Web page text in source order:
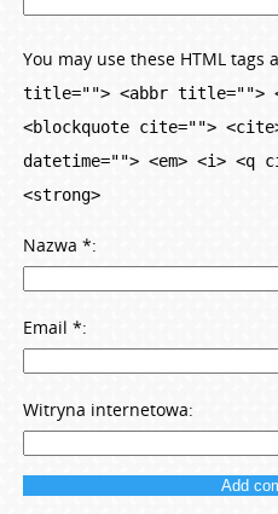
You may use these HTML tags
title=""> <abbr title="">
<blockquote cite="">
datetime=""> <em> <i> <q
<strong>
Nazwa *
Email *
Witryna internetowa